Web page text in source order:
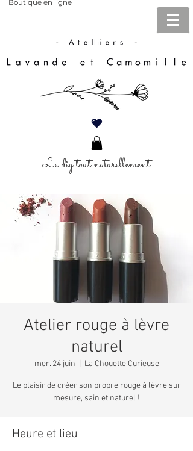
Boutique en ligne
Le diy tout naturellement
Atelier rouge à lèvre
naturel
mer. 24 juin La Chouette Curieuse
Le plaisir de créer son propre rouge à lèvre sur
mesure, sain et naturel !
Heure et lieu